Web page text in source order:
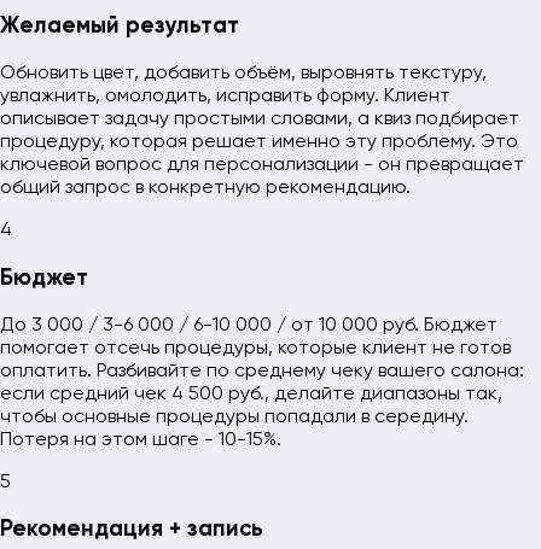
Желаемый результат
Обновить цвет, добавить объём, выровнять текстуру,
увлажнить, омолодить, исправить форму. Клиент
описывает задачу простыми словами, а квиз подбирает
процедуру, которая решает именно эту проблему. Это
ключевой вопрос для персонализации - он превращает
общий запрос в конкретную рекомендацию.
4
Бюджет
До 3 000 / 3-6 000 / 6-10 000 / от 10 000 руб. Бюджет
помогает отсечь процедуры, которые клиент не готов
оплатить. Разбивайте по среднему чеку вашего салона:
если средний чек 4 500 руб., делайте диапазоны так,
чтобы основные процедуры попадали в середину.
Потеря на этом шаге - 10-15%.
5
Рекомендация + запись